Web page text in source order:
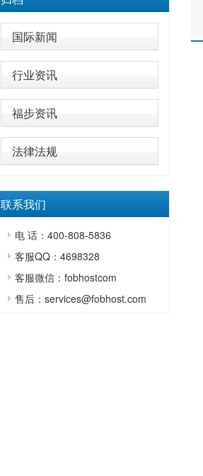
国际新闻
行业资讯
福步资讯
法律法规
联系我们
电 话：400-808-5836
客服QQ：4698328
客服微信：fobhostcom
售后：services@fobhost.com